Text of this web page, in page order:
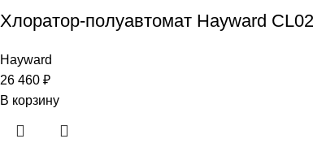
Хлоратор-полуавтомат Hayward
Hayward
26 460 ₽
В корзину